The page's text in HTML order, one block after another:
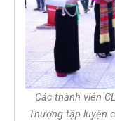
Các thành viên
Thượng tập luyện